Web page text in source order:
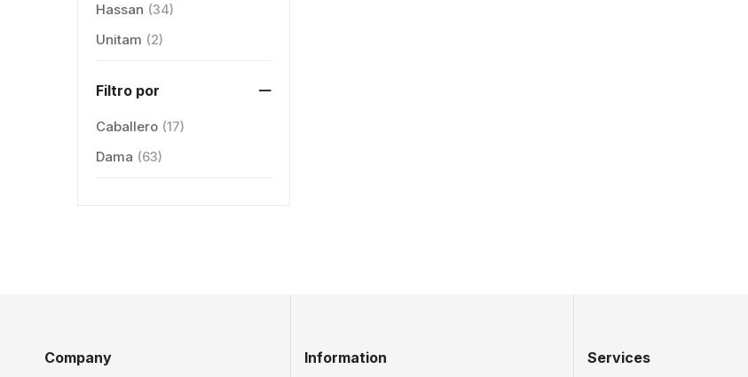
Hassan (34)
Unitam (2)
Filtro por
Caballero (17)
Dama (63)
Company Information Services